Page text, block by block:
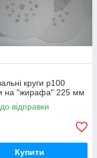
круги р100
на "жирафа" 225 мм
відправки
Купити